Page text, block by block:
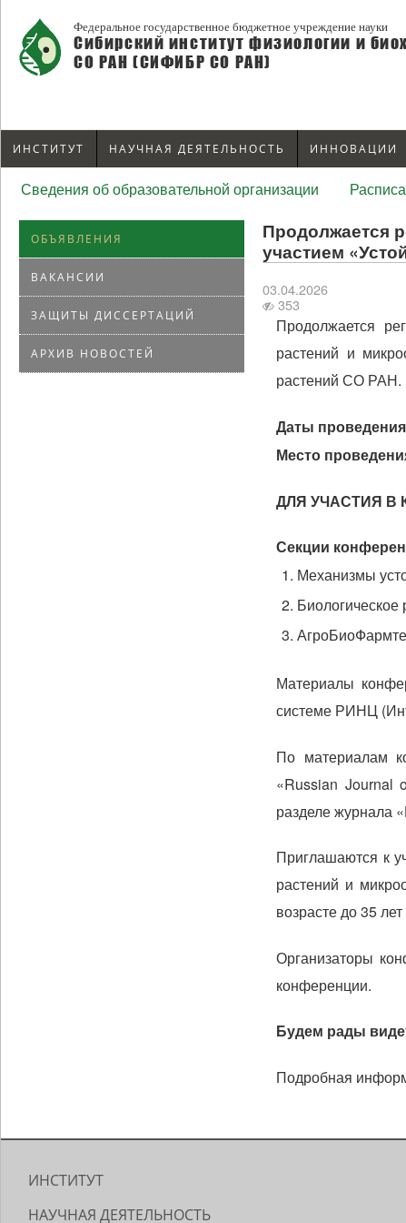
Федеральное государственное бюджетное учреждение науки
Сибирский институт физиологии и
СО РАН (СИФИБР СО РАН)
ИНСТИТУТ НАУЧНАЯ ДЕЯТЕЛЬНОСТЬ ИННОВАЦИИ
Сведения об образовательной организации
Продолжается
участием
03.04.2026
353
Продолжается
растений и
растений СО РАН.
Даты
Место
ДЛЯ УЧАСТИЯ В
Секции
Механизмы
Биологическое
Материалы
системе РИНЦ
По материалам
«Russian Journal
разделе журнала
Приглашаются к
растений и
возрасте до 35
Организаторы
конференции.
Будем рады
Подробная
ОБЪЯВЛЕНИЯ
ВАКАНСИИ
ЗАЩИТЫ ДИССЕРТАЦИЙ
АРХИВ НОВОСТЕЙ
ИНСТИТУТ
НАУЧНАЯ ДЕЯТЕЛЬНОСТЬ